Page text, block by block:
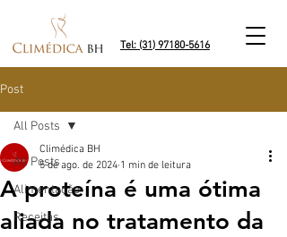
Tel: (31) 97180-5616
Post
All Posts
Alimentação
Receitas
All Posts
A proteína é uma ótima
aliada no tratamento da
Climédica BH
5 de ago. de 2024 1 min de leitura